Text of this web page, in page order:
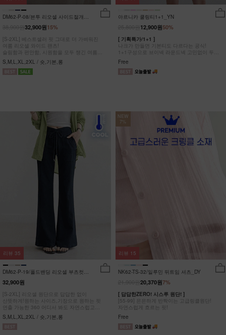
DM62-P-08/븐투 리오셀 사이드절개팬
15%
32,900원
[S-2XL] 베스트셀러 핏 그대로 더 가벼워진
여름 리오셀 와이드 팬츠!
슬림함과 편안함, 시원함을 모두 챙긴 여름
완전정복 팬츠
S,M,L,XL,2XL / 숏,기본,롱
아르니카 쿨링티1+1_YN
50%
12,900원
[ 기획특가/1+1 ]
나크가 만들면 기본티도 다르다는 공식!
1+1구성으로 브이넥 라운드넥 고민없이 두장
다 챙겨가세요
Free
DM62-P-19/폴드밴딩 리오셀 부츠컷팬
츠_HR
32,900원
[S-2XL] 리오셀 원단으로 답답한 없이
산뜻하게!원하는 사이즈,기장으로 원하는 핏
연출 가능한 360 어디서 봐도 자연스럽고
균형잡힌 부츠컷 팬츠
S,M,L,XL,2XL / 숏,기본,롱
리뷰 35
NEW
7%
NK62-TS-32/일루민 뒤트임 셔츠_DY
7%
20,370원
[ 답답한ZERO! 시스루 원단! ]
[55-99] 은은하게 반짝이는 고급링클원단!
자연스럽게 흐르는 핏!
Free
리뷰 15